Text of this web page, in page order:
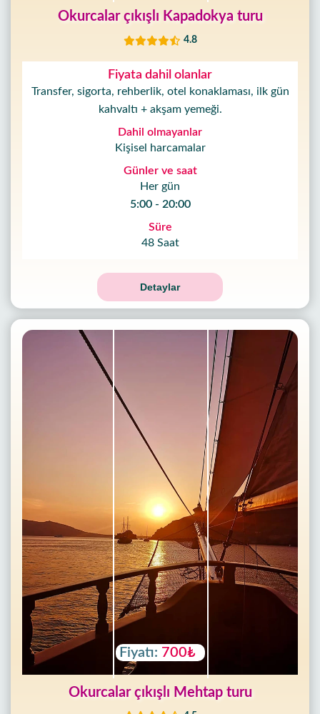
Alanya'nın
beldeleri
Google
yorumları
Okurcalar çıkışlı Kapadokya turu
4.8
Fiyata dahil olanlar
Transfer, sigorta, rehberlik, otel konaklaması, ilk gün
kahvaltı + akşam yemeği.
Dahil olmayanlar
Kişisel harcamalar
Günler ve saat
Her gün
5:00 - 20:00
Süre
48 Saat
Detaylar
Fiyatı: 700₺
Okurcalar çıkışlı Mehtap turu